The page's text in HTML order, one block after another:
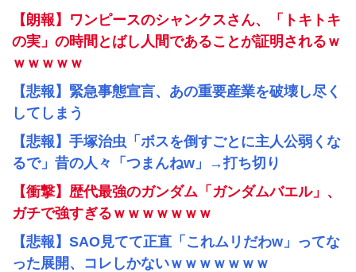
【朗報】ワンピースのシャンクスさん、「トキトキ
の実」の時間とばし人間であることが証明されるｗ
ｗｗｗｗｗ
【悲報】緊急事態宣言、あの重要産業を破壊し尽く
してしまう
【悲報】手塚治虫「ボスを倒すごとに主人公弱くな
るで」昔の人々「つまんねw」→打ち切り
【衝撃】歴代最強のガンダム「ガンダムバエル」、
ガチで強すぎるｗｗｗｗｗｗｗ
【悲報】SAO見てて正直「これムリだわw」ってな
った展開、コレしかないｗｗｗｗｗｗｗ